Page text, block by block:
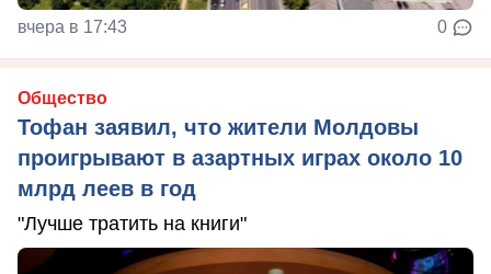
вчера в 17:43 0
Общество
Тофан заявил, что жители Молдовы
проигрывают в азартных играх около 10
млрд леев в год
"Лучше тратить на книги"